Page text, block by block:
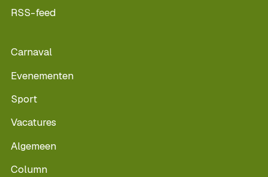
RSS-feed
Carnaval
Evenementen
Sport
Vacatures
Algemeen
Column